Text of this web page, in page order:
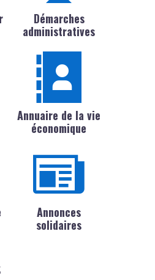
Démarches
administratives
Annuaire de la vie
économique
Annonces
solidaires